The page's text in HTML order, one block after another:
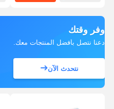
وفر وقتك
دعنا نتصل بأفضل المنتجات معك.
نتحدث الآن